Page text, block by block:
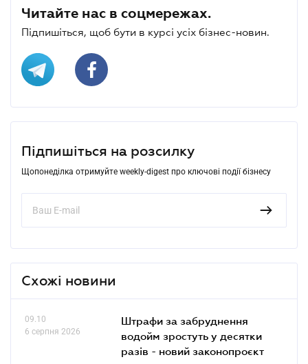
Читайте нас в соцмережах.
Підпишіться, щоб бути в курсі усіх бізнес-новин.
Підпишіться на розсилку
Щопонеділка отримуйте weekly-digest про ключові події бізнесу
Схожі новини
09.10
6 серпня 2026
Штрафи за забруднення
водойм зростуть у десятки
разів - новий законопроєкт